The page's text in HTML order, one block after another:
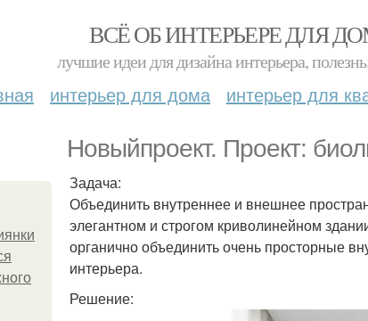
ВСЁ ОБ ИНТЕРЬЕРЕ ДЛЯ
лучшие идеи для дизайна интерьера,
интерьер для дома интерьер для
Новыйпроект. Проект:
Задача:
Объединить внутреннее и внешнее
элегантном и строгом криволинейном
органично объединить очень просторные
интерьера.
Решение: